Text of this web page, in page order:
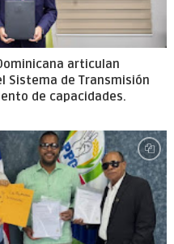
articulan
Sistema de Transmisión
de capacidades.